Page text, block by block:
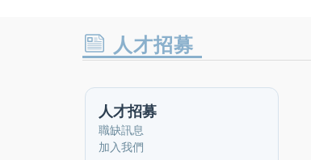
人才招募
人才招募
職缺訊息
加入我們